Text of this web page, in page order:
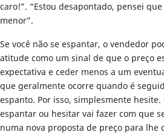
caro!”. “Estou desapontado, pensei
menor”.
Se você não se espantar, o vendedor
atitude como um sinal de que o preço
expectativa e ceder menos a um
que geralmente ocorre quando é
espanto. Por isso, simplesmente
espantar ou hesitar vai fazer com que
numa nova proposta de preço para lhe